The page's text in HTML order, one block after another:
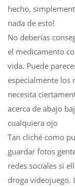
hecho,
nada de esto!
No deberías
el medicamento
vida. Puede
especialmente los
necesita
acerca de abajo
cualquiera ojo
Tan cliché como
guardar fotos
redes sociales si
droga videojuego.